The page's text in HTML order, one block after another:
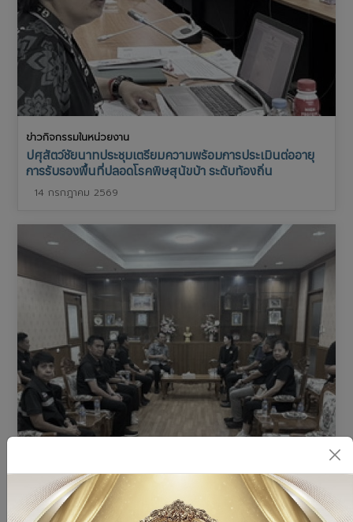
ข่าวกิจกรรมในหน่วยงาน
ปศุสัตว์ชัยนาทประชุมเตรียมความพร้อมการประเมินต่ออายุ
การรับรองพื้นที่ปลอดโรคพิษสุนัขบ้า ระดับท้องถิ่น
14 กรกฎาคม 2569